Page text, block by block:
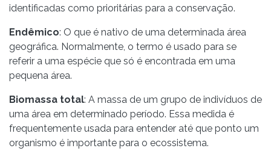
identificadas como prioritárias para a conservação.
Endêmico: O que é nativo de uma determinada área
geográfica. Normalmente, o termo é usado para se
referir a uma espécie que só é encontrada em uma
pequena área.
Biomassa total: A massa de um grupo de indivíduos de
uma área em determinado período. Essa medida é
frequentemente usada para entender até que ponto um
organismo é importante para o ecossistema.